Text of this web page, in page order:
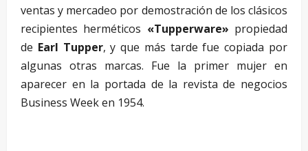
ventas y mercadeo por demostración de los clásicos
recipientes herméticos «Tupperware» propiedad
de Earl Tupper, y que más tarde fue copiada por
algunas otras marcas. Fue la primer mujer en
aparecer en la portada de la revista de negocios
Business Week en 1954.